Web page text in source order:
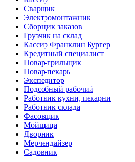
Сварщик
Электромонтажник
Сборщик заказов
Грузчик на склад
Кассир Франклин Бургер
Кредитный специалист
Повар-грильщик
Повар-пекарь
Экспедитор
Подсобный рабочий
Работник кухни, пекарни
Работник склада
Фасовщик
Мойщица
Дворник
Мерчендайзер
Садовник